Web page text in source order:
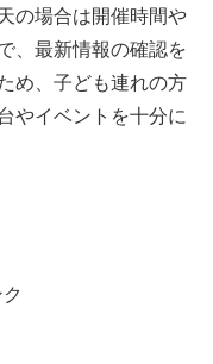
の場合は開催時間や
、最新情報の確認を
め、子ども連れの方
やイベントを十分に